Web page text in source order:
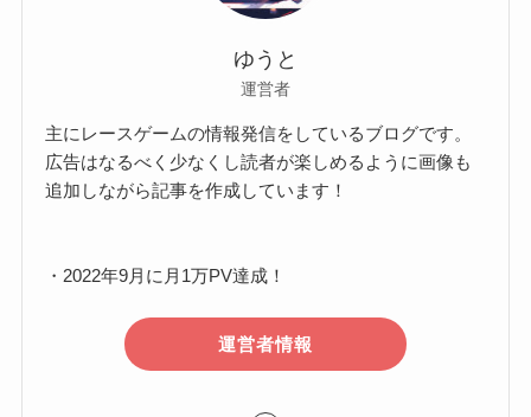
ゆうと
運営者
主にレースゲームの情報発信をしているブログです。
広告はなるべく少なくし読者が楽しめるように画像も
追加しながら記事を作成しています！
・2022年9月に月1万PV達成！
運営者情報